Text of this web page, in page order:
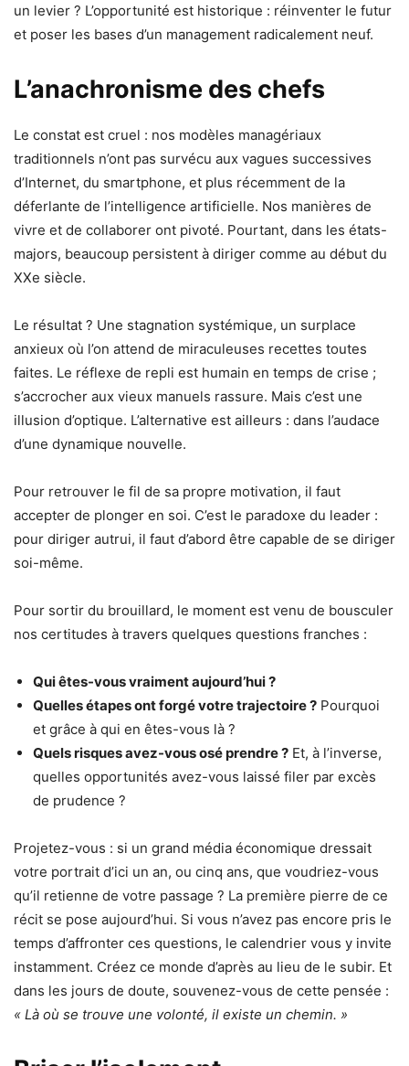
un levier ? L’opportunité est historique : réinventer le futur
et poser les bases d’un management radicalement neuf.
L’anachronisme des chefs
Le constat est cruel : nos modèles managériaux
traditionnels n’ont pas survécu aux vagues successives
d’Internet, du smartphone, et plus récemment de la
déferlante de l’intelligence artificielle. Nos manières de
vivre et de collaborer ont pivoté. Pourtant, dans les états-
majors, beaucoup persistent à diriger comme au début du
XXe siècle.
Le résultat ? Une stagnation systémique, un surplace
anxieux où l’on attend de miraculeuses recettes toutes
faites. Le réflexe de repli est humain en temps de crise ;
s’accrocher aux vieux manuels rassure. Mais c’est une
illusion d’optique. L’alternative est ailleurs : dans l’audace
d’une dynamique nouvelle.
Pour retrouver le fil de sa propre motivation, il faut
accepter de plonger en soi. C’est le paradoxe du leader :
pour diriger autrui, il faut d’abord être capable de se diriger
soi-même.
Pour sortir du brouillard, le moment est venu de bousculer
nos certitudes à travers quelques questions franches :
Qui êtes-vous vraiment aujourd’hui ?
Quelles étapes ont forgé votre trajectoire ? Pourquoi
et grâce à qui en êtes-vous là ?
Quels risques avez-vous osé prendre ? Et, à l’inverse,
quelles opportunités avez-vous laissé filer par excès
de prudence ?
Projetez-vous : si un grand média économique dressait
votre portrait d’ici un an, ou cinq ans, que voudriez-vous
qu’il retienne de votre passage ? La première pierre de ce
récit se pose aujourd’hui. Si vous n’avez pas encore pris le
temps d’affronter ces questions, le calendrier vous y invite
instamment. Créez ce monde d’après au lieu de le subir. Et
dans les jours de doute, souvenez-vous de cette pensée :
« Là où se trouve une volonté, il existe un chemin. »